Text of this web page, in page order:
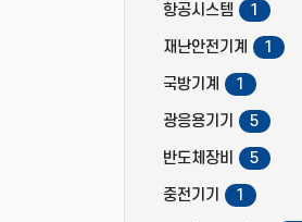
항공시스템
1
재난안전기계
1
국방기계
1
광응용기기
5
반도체장비
5
중전기기
1